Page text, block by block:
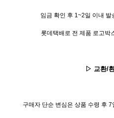
임금 확인 후 1~2일 이내 발
롯데택배로 전 제품 로고박
▷ 교환/
구매자 단순 변심은 상품 수령 후 7